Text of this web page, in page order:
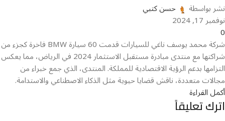
نشر بواسطة حسن كتبي
نوفمبر 17, 2024
0
شركة محمد يوسف ناغي للسيارات قدمت 60 سيارة BMW فاخرة كجزء من
شراكتها مع منتدى مبادرة مستقبل الاستثمار 2024 في الرياض، مما يعكس
التزامها بدعم الرؤية الاقتصادية للمملكة. المنتدى، الذي جمع خبراء من
مجالات متعددة، ناقش قضايا حيوية مثل الذكاء الاصطناعي والاستدامة.
أكمل القراءة
اترك تعليقاً